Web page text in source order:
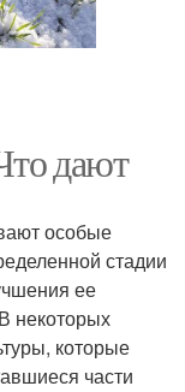
дают
особые
стадии
ее
некоторых
которые
части